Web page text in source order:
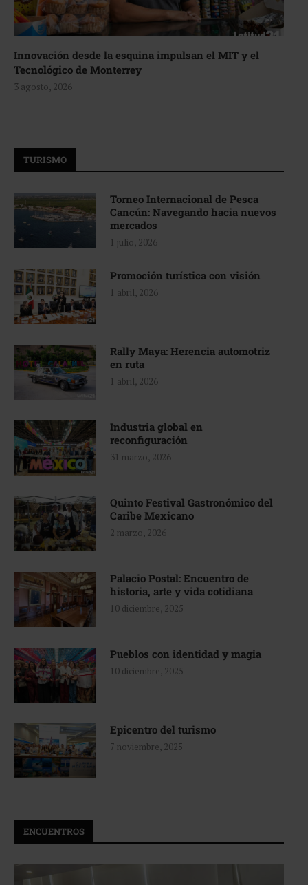
Innovación desde la esquina impulsan el MIT y el
Tecnológico de Monterrey
3 agosto, 2026
TURISMO
Torneo Internacional de Pesca
Cancún: Navegando hacia nuevos
mercados
1 julio, 2026
Promoción turística con visión
1 abril, 2026
Rally Maya: Herencia automotriz
en ruta
1 abril, 2026
Industria global en
reconfiguración
31 marzo, 2026
Quinto Festival Gastronómico del
Caribe Mexicano
2 marzo, 2026
Palacio Postal: Encuentro de
historia, arte y vida cotidiana
10 diciembre, 2025
Pueblos con identidad y magia
10 diciembre, 2025
Epicentro del turismo
7 noviembre, 2025
ENCUENTROS